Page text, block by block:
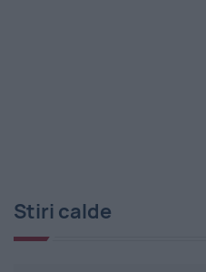
Stiri calde